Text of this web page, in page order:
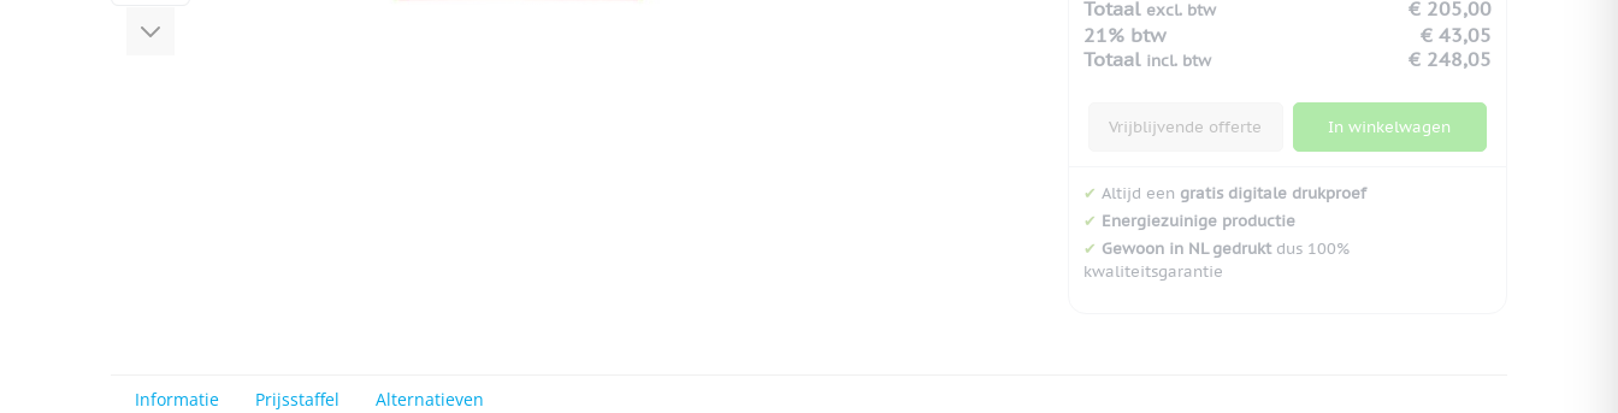
View larger image
Totaal excl. btw
€ 205,00
21% btw
€ 43,05
Totaal incl. btw € 248,05
Vrijblijvende offerte In winkelwagen
✔ Altijd een gratis digitale drukproef
✔ Energiezuinige productie
✔ Gewoon in NL gedruktdus 100%
kwaliteitsgarantie
Informatie Prijsstaffel Alternatieven